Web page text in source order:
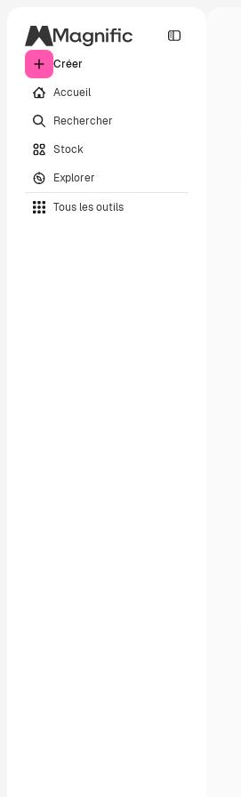
Créer
Accueil
Rechercher
Stock
Explorer
Tous les outils